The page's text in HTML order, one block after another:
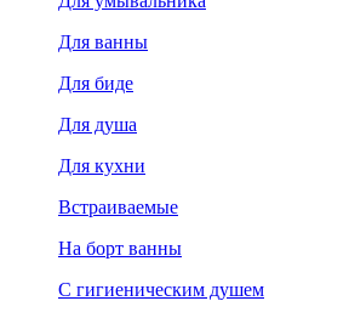
Для ванны
Для биде
Для душа
Для кухни
Встраиваемые
На борт ванны
C гигиеническим душем